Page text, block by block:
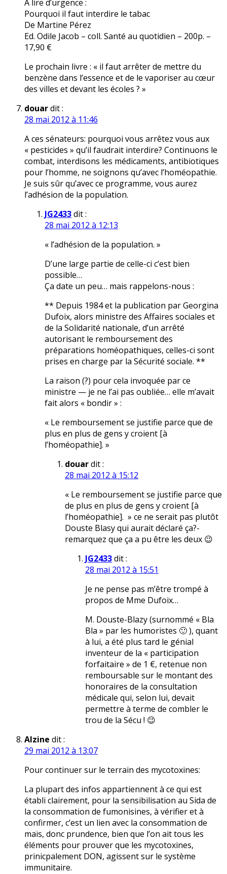
A lire d’urgence :
Pourquoi il faut interdire le tabac
De Martine Pérez
Ed. Odile Jacob – coll. Santé au quotidien – 200p. –
17,90 €
Le prochain livre : « il faut arrêter de mettre du
benzène dans l’essence et de le vaporiser au cœur
des villes et devant les écoles ? »
douardit :
28 mai 2012 à 11:46
A ces sénateurs: pourquoi vous arrêtez vous aux
« pesticides » qu’il faudrait interdire? Continuons le
combat, interdisons les médicaments, antibiotiques
pour l’homme, ne soignons qu’avec l’homéopathie.
Je suis sûr qu’avec ce programme, vous aurez
l’adhésion de la population.
JG2433dit :
28 mai 2012 à 12:13
« l’adhésion de la population. »
D’une large partie de celle-ci c’est bien
possible…
Ça date un peu… mais rappelons-nous :
** Depuis 1984 et la publication par Georgina
Dufoix, alors ministre des Affaires sociales et
de la Solidarité nationale, d’un arrêté
autorisant le remboursement des
préparations homéopathiques, celles-ci sont
prises en charge par la Sécurité sociale. **
La raison (?) pour cela invoquée par ce
ministre — je ne l’ai pas oubliée… elle m’avait
fait alors « bondir » :
« Le remboursement se justifie parce que de
plus en plus de gens y croient [à
l’homéopathie]. »
douardit :
28 mai 2012 à 15:12
« Le remboursement se justifie parce que
de plus en plus de gens y croient [à
l’homéopathie]. » ce ne serait pas plutôt
Douste Blasy qui aurait déclaré ça?-
remarquez que ça a pu être les deux 😉
JG2433dit :
28 mai 2012 à 15:51
Je ne pense pas m’être trompé à
propos de Mme Dufoix…
M. Douste-Blazy (surnommé « Bla
Bla » par les humoristes 🙂 ), quant
à lui, a été plus tard le génial
inventeur de la « participation
forfaitaire » de 1 €, retenue non
remboursable sur le montant des
honoraires de la consultation
médicale qui, selon lui, devait
permettre à terme de combler le
trou de la Sécu ! 😉
Alzine dit :
29 mai 2012 à 13:07
Pour continuer sur le terrain des mycotoxines:
La plupart des infos appartiennent à ce qui est
établi clairement, pour la sensibilisation au Sida de
la consommation de fumonisines, à vérifier et à
confirmer, c’est un lien avec la consommation de
maïs, donc prundence, bien que l’on ait tous les
éléments pour prouver que les mycotoxines,
prinicpalement DON, agissent sur le système
immunitaire.